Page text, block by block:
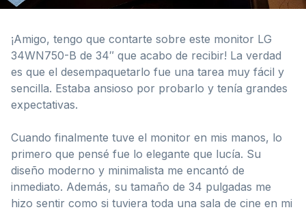
¡Amigo, tengo que contarte sobre este monitor LG
34WN750-B de 34″ que acabo de recibir! La verdad
es que el desempaquetarlo fue una tarea muy fácil y
sencilla. Estaba ansioso por probarlo y tenía grandes
expectativas.
Cuando finalmente tuve el monitor en mis manos, lo
primero que pensé fue lo elegante que lucía. Su
diseño moderno y minimalista me encantó de
inmediato. Además, su tamaño de 34 pulgadas me
hizo sentir como si tuviera toda una sala de cine en mi